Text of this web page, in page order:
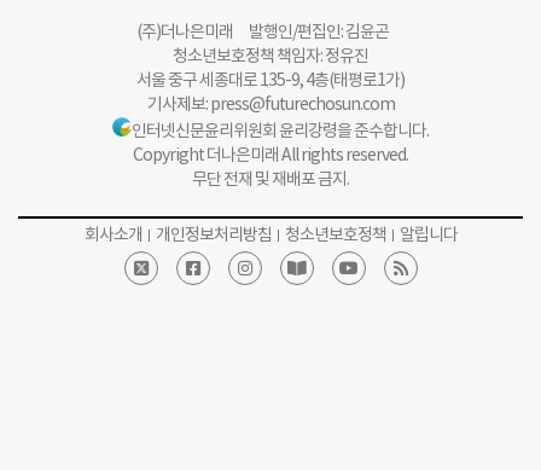
(주)더나은미래 발행인/편집인: 김윤곤
청소년보호정책 책임자: 정유진
서울 중구 세종대로 135-9, 4층(태평로1가)
기사제보:press@futurechosun.com
인터넷신문윤리위원회 윤리강령을 준수합니다.
Copyright 더나은미래 All rights reserved.
무단 전재 및 재배포 금지.
회사소개 개인정보처리방침 청소년보호정책 알립니다